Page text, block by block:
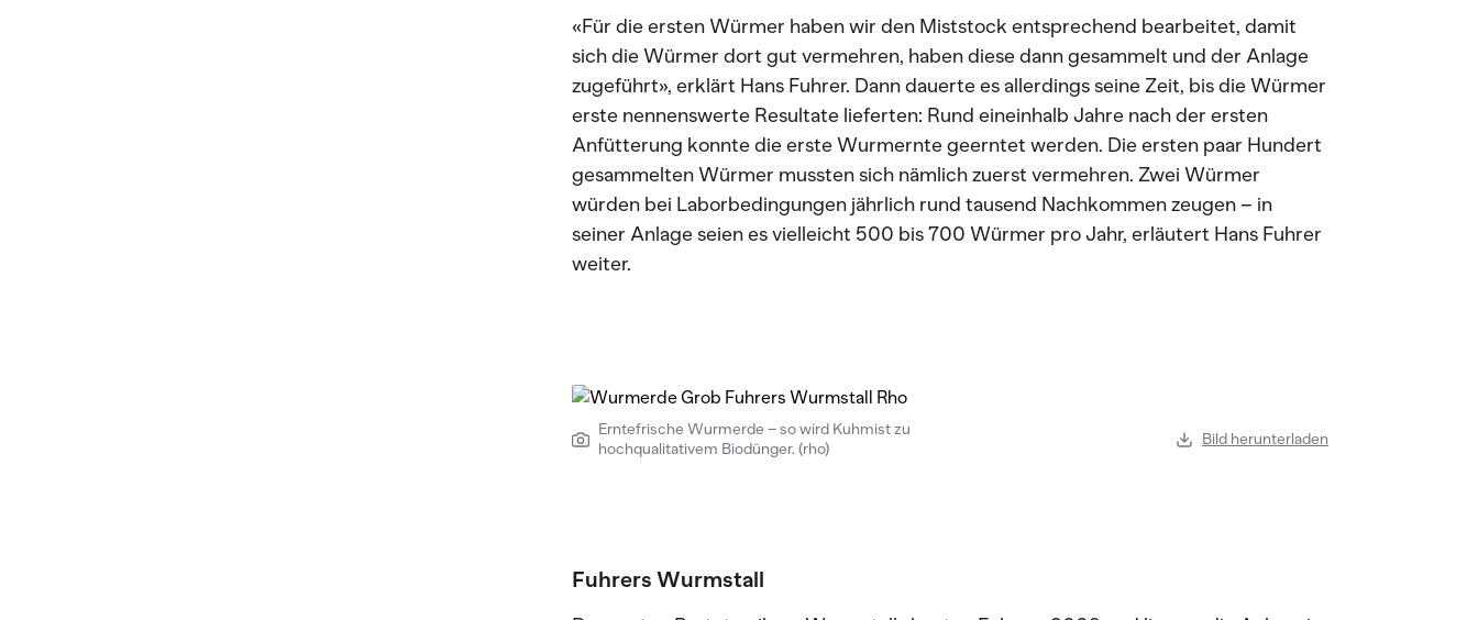
«Für die ersten Würmer haben wir den Miststock entsprechend bearbeitet, damit
sich die Würmer dort gut vermehren, haben diese dann gesammelt und der Anlage
zugeführt», erklärt Hans Fuhrer. Dann dauerte es allerdings seine Zeit, bis die Würmer
erste nennenswerte Resultate lieferten: Rund eineinhalb Jahre nach der ersten
Anfütterung konnte die erste Wurmernte geerntet werden. Die ersten paar Hundert
gesammelten Würmer mussten sich nämlich zuerst vermehren. Zwei Würmer
würden bei Laborbedingungen jährlich rund tausend Nachkommen zeugen – in
seiner Anlage seien es vielleicht 500 bis 700 Würmer pro Jahr, erläutert Hans Fuhrer
weiter.
Erntefrische Wurmerde – so wird Kuhmist zu
hochqualitativem Biodünger. (rho)
Bild herunterladen
Fuhrers Wurmstall